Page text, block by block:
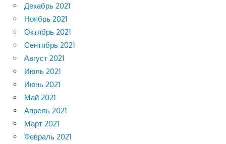
Декабрь 2021
Ноябрь 2021
Октябрь 2021
Сентябрь 2021
Август 2021
Июль 2021
Июнь 2021
Май 2021
Апрель 2021
Март 2021
Февраль 2021